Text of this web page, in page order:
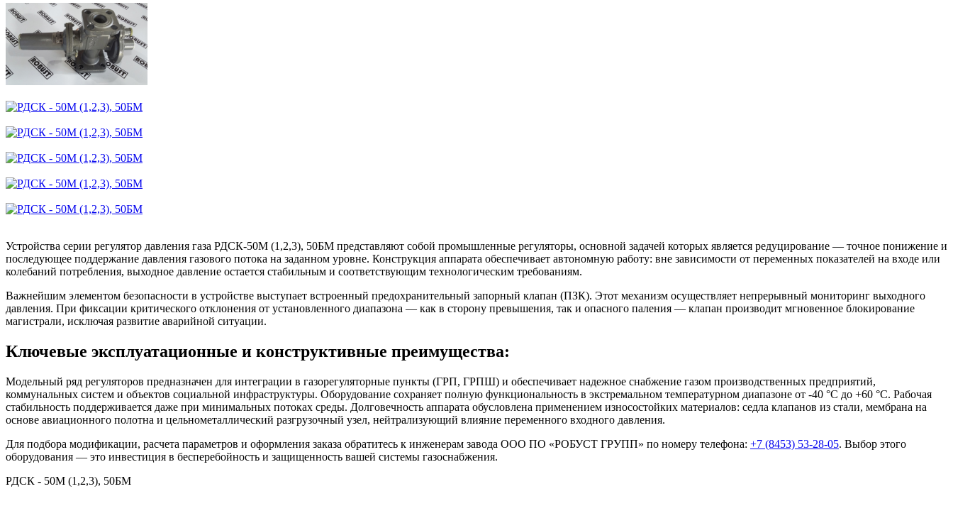
Устройства серии регулятор давления газа РДСК-50М (1,2,3), 50БМ представляют собой промышленные регуляторы, основной задачей которых является редуцирование — точное понижение и
последующее поддержание давления газового потока на заданном уровне. Конструкция аппарата обеспечивает автономную работу: вне зависимости от переменных показателей на входе или
колебаний потребления, выходное давление остается стабильным и соответствующим технологическим требованиям.
Важнейшим элементом безопасности в устройстве выступает встроенный предохранительный запорный клапан (ПЗК). Этот механизм осуществляет непрерывный мониторинг выходного
давления. При фиксации критического отклонения от установленного диапазона — как в сторону превышения, так и опасного паления — клапан производит мгновенное блокирование
магистрали, исключая развитие аварийной ситуации.
Ключевые эксплуатационные и конструктивные преимущества:
Модельный ряд регуляторов предназначен для интеграции в газорегуляторные пункты (ГРП, ГРПШ) и обеспечивает надежное снабжение газом производственных предприятий,
коммунальных систем и объектов социальной инфраструктуры. Оборудование сохраняет полную функциональность в экстремальном температурном диапазоне от -40 °С до +60 °С. Рабочая
стабильность поддерживается даже при минимальных потоках среды. Долговечность аппарата обусловлена применением износостойких материалов: седла клапанов из стали, мембрана на
основе авиационного полотна и цельнометаллический разгрузочный узел, нейтрализующий влияние переменного входного давления.
Для подбора модификации, расчета параметров и оформления заказа обратитесь к инженерам завода ООО ПО «РОБУСТ ГРУПП» по номеру телефона: +7 (8453) 53-28-05. Выбор этого
оборудования — это инвестиция в бесперебойность и защищенность вашей системы газоснабжения.
РДСК - 50М (1,2,3), 50БМ